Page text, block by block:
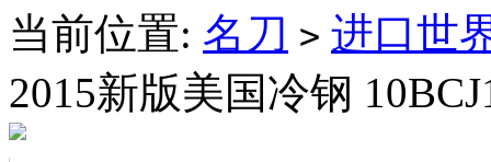
当前位置: 名刀 > 进口世
2015新版美国冷钢